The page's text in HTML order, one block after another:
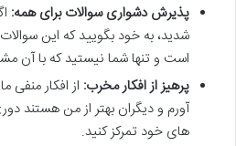
پذیرش دشواری سوالات برای همه:
شدید، به خود بگویید که این
است و تنها شما نیستید که با آن
پرهیز از افکار مخرب: از افکار منفی
آورم و دیگران بهتر از من هستند
های خود تمرکز کنید.